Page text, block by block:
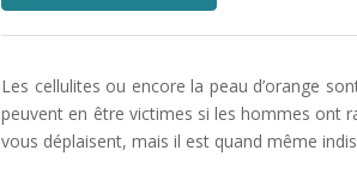
Les cellulites ou encore la peau d’orange
peuvent en être victimes si les hommes ont
vous déplaisent, mais il est quand même